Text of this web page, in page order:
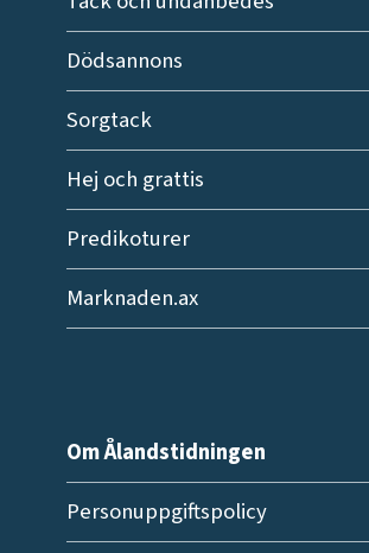
Dödsannons
Sorgtack
Hej och grattis
Predikoturer
Marknaden.ax
Om Ålandstidningen
Personuppgiftspolicy